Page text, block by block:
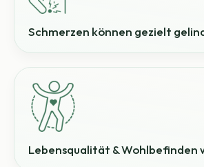
Schmerzen können gezielt
Lebensqualität & Wohlbefinden